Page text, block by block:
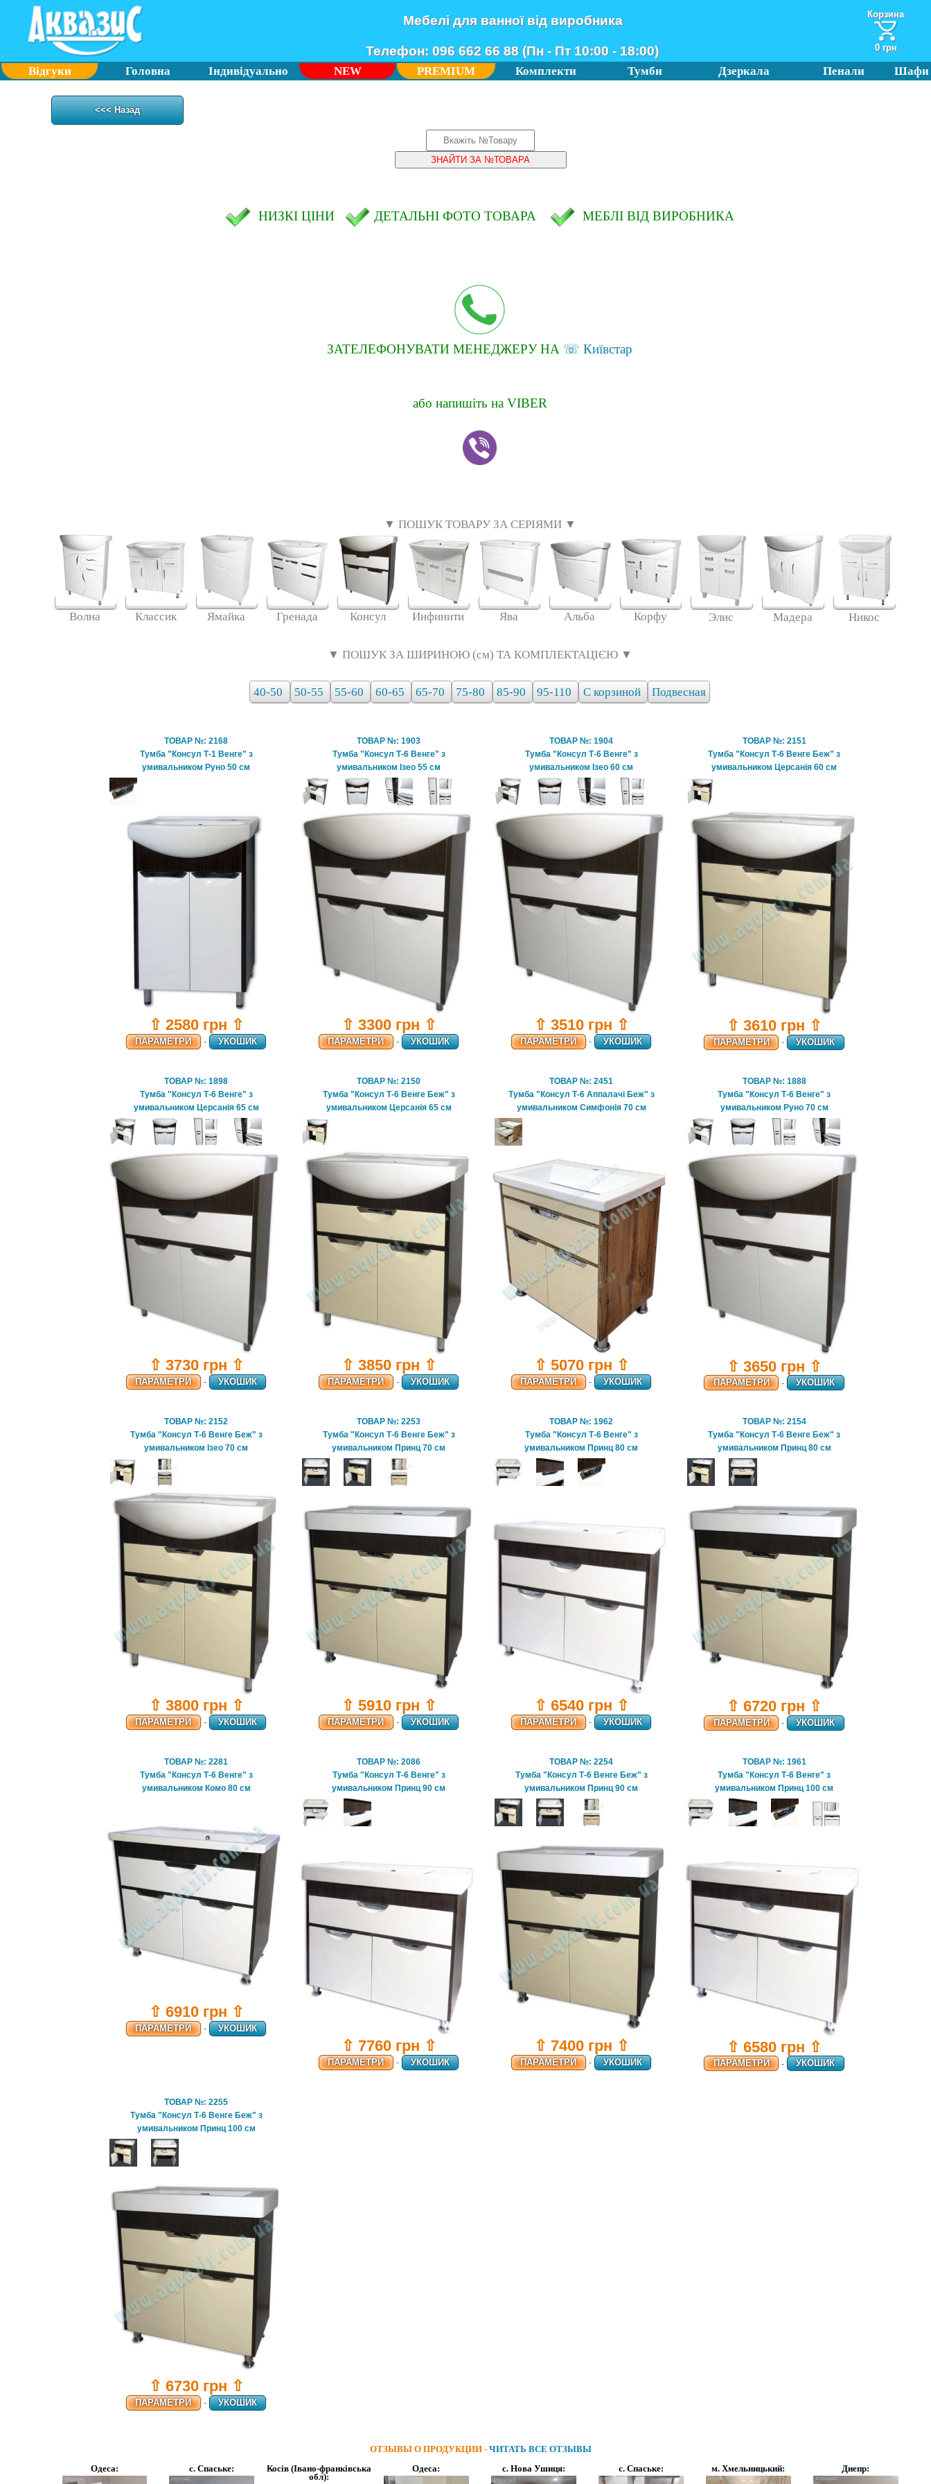
Мебелі для ванної від виробника
Телефон: 096 662 66 88 (Пн - Пт 10:00 - 18:00)
Корзина
0 грн
Відгуки Головна Індивідуально NEW PREMIUM Комплекти Тумби Дзеркала Пенали Шафи
<<< Назад
НИЗКІ ЦІНИ ДЕТАЛЬНІ ФОТО ТОВАРА МЕБЛІ ВІД ВИРОБНИКА
ЗАТЕЛЕФОНУВАТИ МЕНЕДЖЕРУ НА ☏ Київстар
або напишіть на VIBER
▼ ПОШУК ТОВАРУ ЗА СЕРІЯМИ ▼
Волна Классик Ямайка Гренада Консул Инфинити Ява Альба Корфу Элис Мадера Никос
▼ ПОШУК ЗА ШИРИНОЮ (см) ТА КОМПЛЕКТАЦІЄЮ ▼
40-50 50-55 55-60 60-65 65-70 75-80 85-90 95-110 С корзиной Подвесная
ТОВАР №: 2168
Тумба "Консул Т-1 Венге" з
умивальником Руно 50 см
⇧ 2580 грн ⇧
ПАРАМЕТРИ - УКОШИК
ТОВАР №: 1903
Тумба "Консул Т-6 Венге" з
умивальником Ізео 55 см
⇧ 3300 грн ⇧
ПАРАМЕТРИ - УКОШИК
ТОВАР №: 1904
Тумба "Консул Т-6 Венге" з
умивальником Ізео 60 см
⇧ 3510 грн ⇧
ПАРАМЕТРИ - УКОШИК
ТОВАР №: 2151
Тумба "Консул Т-6 Венге Беж" з
умивальником Церсанія 60 см
⇧ 3610 грн ⇧
ПАРАМЕТРИ - УКОШИК
ТОВАР №: 1898
Тумба "Консул Т-6 Венге" з
умивальником Церсанія 65 см
⇧ 3730 грн ⇧
ПАРАМЕТРИ - УКОШИК
ТОВАР №: 2150
Тумба "Консул Т-6 Венге Беж" з
умивальником Церсанія 65 см
⇧ 3850 грн ⇧
ПАРАМЕТРИ - УКОШИК
ТОВАР №: 2451
Тумба "Консул Т-6 Аппалачі Беж" з
умивальником Симфонія 70 см
⇧ 5070 грн ⇧
ПАРАМЕТРИ - УКОШИК
ТОВАР №: 1888
Тумба "Консул Т-6 Венге" з
умивальником Руно 70 см
⇧ 3650 грн ⇧
ПАРАМЕТРИ - УКОШИК
ТОВАР №: 2152
Тумба "Консул Т-6 Венге Беж" з
умивальником Ізео 70 см
⇧ 3800 грн ⇧
ПАРАМЕТРИ - УКОШИК
ТОВАР №: 2253
Тумба "Консул Т-6 Венге Беж" з
умивальником Принц 70 см
⇧ 5910 грн ⇧
ПАРАМЕТРИ - УКОШИК
ТОВАР №: 1962
Тумба "Консул Т-6 Венге" з
умивальником Принц 80 см
⇧ 6540 грн ⇧
ПАРАМЕТРИ - УКОШИК
ТОВАР №: 2154
Тумба "Консул Т-6 Венге Беж" з
умивальником Принц 80 см
⇧ 6720 грн ⇧
ПАРАМЕТРИ - УКОШИК
ТОВАР №: 2281
Тумба "Консул Т-6 Венге" з
умивальником Комо 80 см
⇧ 6910 грн ⇧
ПАРАМЕТРИ - УКОШИК
ТОВАР №: 2086
Тумба "Консул Т-6 Венге" з
умивальником Принц 90 см
⇧ 7760 грн ⇧
ПАРАМЕТРИ - УКОШИК
ТОВАР №: 2254
Тумба "Консул Т-6 Венге Беж" з
умивальником Принц 90 см
⇧ 7400 грн ⇧
ПАРАМЕТРИ - УКОШИК
ТОВАР №: 1961
Тумба "Консул Т-6 Венге" з
умивальником Принц 100 см
⇧ 6580 грн ⇧
ПАРАМЕТРИ - УКОШИК
ТОВАР №: 2255
Тумба "Консул Т-6 Венге Беж" з
умивальником Принц 100 см
⇧ 6730 грн ⇧
ПАРАМЕТРИ - УКОШИК
ОТЗЫВЫ О ПРОДУКЦИИ - ЧИТАТЬ ВСЕ ОТЗЫВЫ
Одеса:
с. Спаське:
Косів (Івано-франківська
обл):
Одеса: с. Нова Ушиця: с. Спаське: м. Хмельницький: Днепр: